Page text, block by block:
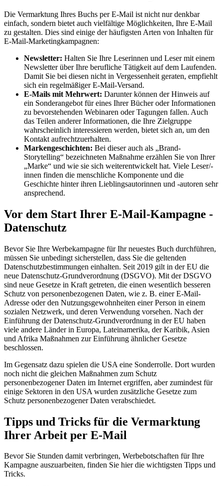
Die Vermarktung Ihres Buchs per E-Mail ist nicht nur denkbar
einfach, sondern bietet auch vielfältige Möglichkeiten, Ihre E-Mail
zu gestalten. Dies sind einige der häufigsten Arten von Inhalten für
E-Mail-Marketingkampagnen:
Newsletter: Halten Sie Ihre Leserinnen und Leser mit einem
Newsletter über Ihre berufliche Tätigkeit auf dem Laufenden.
Damit Sie bei diesen nicht in Vergessenheit geraten, empfiehlt
sich ein regelmäßiger E-Mail-Versand.
E-Mails mit Mehrwert: Darunter können der Hinweis auf
ein Sonderangebot für eines Ihrer Bücher oder Informationen
zu bevorstehenden Webinaren oder Tagungen fallen. Auch
das Teilen anderer Informationen, die Ihre Zielgruppe
wahrscheinlich interessieren werden, bietet sich an, um den
Kontakt aufrechtzuerhalten.
Markengeschichten: Bei dieser auch als „Brand-
Storytelling“ bezeichneten Maßnahme erzählen Sie von Ihrer
„Marke“ und wie sie sich weiterentwickelt hat. Viele Leser/-
innen finden die menschliche Komponente und die
Geschichte hinter ihren Lieblingsautorinnen und -autoren sehr
ansprechend.
Vor dem Start Ihrer E-Mail-Kampagne -
Datenschutz
Bevor Sie Ihre Werbekampagne für Ihr neuestes Buch durchführen,
müssen Sie unbedingt sicherstellen, dass Sie die geltenden
Datenschutzbestimmungen einhalten. Seit 2019 gilt in der EU die
neue Datenschutz-Grundverordnung (DSGVO). Mit der DSGVO
sind neue Gesetze in Kraft getreten, die einen wesentlich besseren
Schutz von personenbezogenen Daten, wie z. B. einer E-Mail-
Adresse oder den Nutzungsgewohnheiten einer Person in einem
sozialen Netzwerk, und deren Verwendung vorsehen. Nach der
Einführung der Datenschutz-Grundverordnung in der EU haben
viele andere Länder in Europa, Lateinamerika, der Karibik, Asien
und Afrika Maßnahmen zur Einführung ähnlicher Gesetze
beschlossen.
Im Gegensatz dazu spielen die USA eine Sonderrolle. Dort wurden
noch nicht die gleichen Maßnahmen zum Schutz
personenbezogener Daten im Internet ergriffen, aber zumindest für
einige Sektoren in den USA wurden zusätzliche Gesetze zum
Schutz personenbezogener Daten verabschiedet.
Tipps und Tricks für die Vermarktung
Ihrer Arbeit per E-Mail
Bevor Sie Stunden damit verbringen, Werbebotschaften für Ihre
Kampagne auszuarbeiten, finden Sie hier die wichtigsten Tipps und
Tricks.